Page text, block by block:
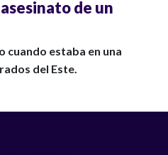
de un
cuando estaba en una
del Este.